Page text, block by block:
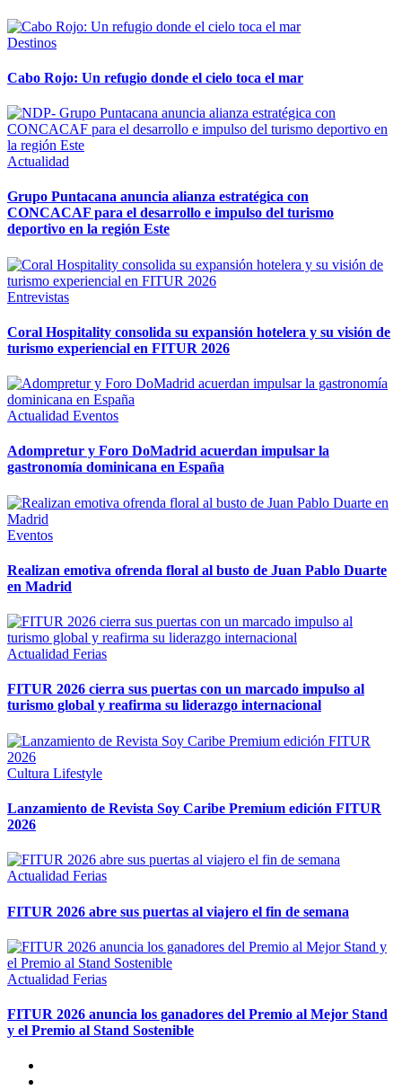
Destinos
Cabo Rojo: Un refugio donde el cielo toca el mar
Actualidad
Grupo Puntacana anuncia alianza estratégica con
CONCACAF para el desarrollo e impulso del turismo
deportivo en la región Este
Entrevistas
Coral Hospitality consolida su expansión hotelera y su visión de
turismo experiencial en FITUR 2026
Actualidad Eventos
Adompretur y Foro DoMadrid acuerdan impulsar la
gastronomía dominicana en España
Eventos
Realizan emotiva ofrenda floral al busto de Juan Pablo Duarte
en Madrid
Actualidad Ferias
FITUR 2026 cierra sus puertas con un marcado impulso al
turismo global y reafirma su liderazgo internacional
Cultura Lifestyle
Lanzamiento de Revista Soy Caribe Premium edición FITUR
2026
Actualidad Ferias
FITUR 2026 abre sus puertas al viajero el fin de semana
Actualidad Ferias
FITUR 2026 anuncia los ganadores del Premio al Mejor Stand
y el Premio al Stand Sostenible